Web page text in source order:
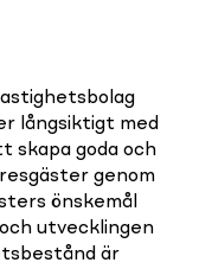
långsiktigt med
skapa goda och
genom
önskemål
utvecklingen
är